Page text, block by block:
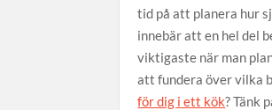
tid på att planera hur
innebär att en hel del
viktigaste när man
att fundera över vilka
för dig i ett kök? Tänk